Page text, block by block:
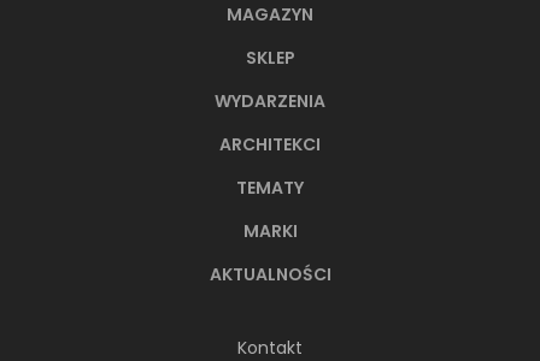
MAGAZYN
SKLEP
WYDARZENIA
ARCHITEKCI
TEMATY
MARKI
AKTUALNOŚCI
Kontakt